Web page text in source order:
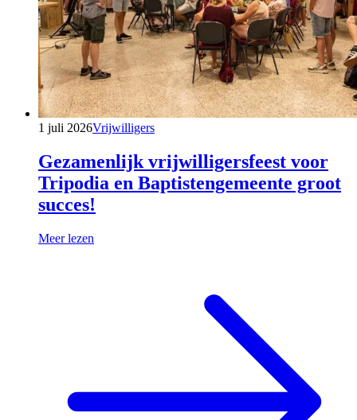
1 juli 2026Vrijwilligers
Gezamenlijk vrijwilligersfeest voor
Tripodia en Baptistengemeente groot
succes!
Meer lezen